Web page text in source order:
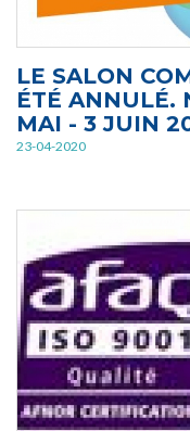
LE SALON
ÉTÉ ANNULÉ.
MAI - 3 JUIN
23-04-2020